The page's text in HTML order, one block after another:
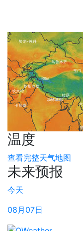
温度
查看完整天气地图
未来预报
今天
08月07日